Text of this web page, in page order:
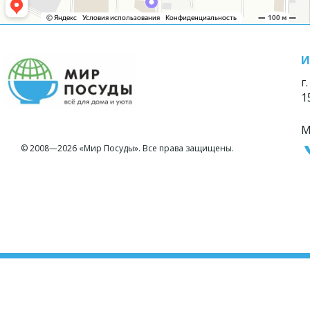
© 2008—2026 «Мир Посуды». Все права защищены.